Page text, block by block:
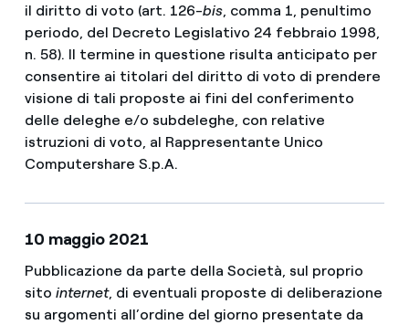
il diritto di voto (art. 126-bis, comma 1, penultimo
periodo, del Decreto Legislativo 24 febbraio 1998,
n. 58). Il termine in questione risulta anticipato per
consentire ai titolari del diritto di voto di prendere
visione di tali proposte ai fini del conferimento
delle deleghe e/o subdeleghe, con relative
istruzioni di voto, al Rappresentante Unico
Computershare S.p.A.
10 maggio 2021
Pubblicazione da parte della Società, sul proprio
sito internet, di eventuali proposte di deliberazione
su argomenti all’ordine del giorno presentate da